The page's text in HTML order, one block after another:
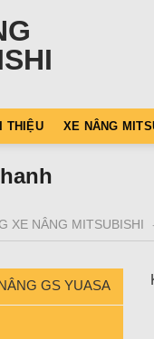
THIỆU XE NÂNG
XE NÂNG MITSUBISHI
GS YUASA